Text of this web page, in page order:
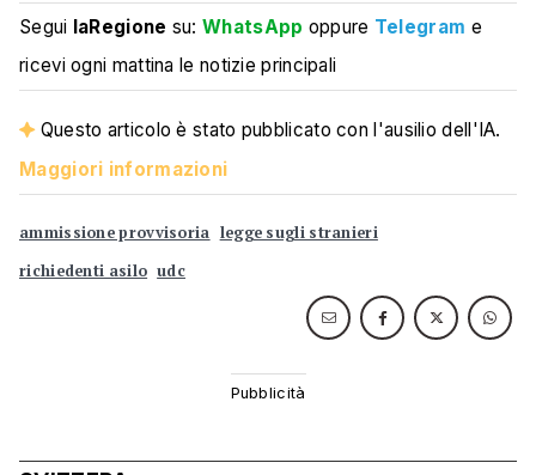
Segui laRegione su:WhatsApp oppure Telegram e
ricevi ogni mattina le notizie principali
Questo articolo è stato pubblicato con l'ausilio dell'IA.
Maggiori informazioni
ammissione provvisoria legge sugli stranieri
richiedenti asilo udc